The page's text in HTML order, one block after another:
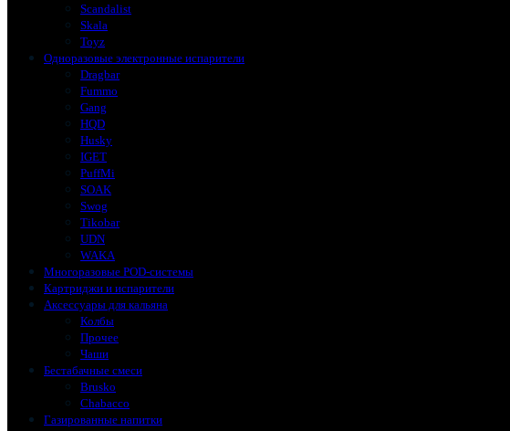
Scandalist
Skala
Toyz
Одноразовые электронные испарители
Dragbar
Fummo
Gang
HQD
Husky
IGET
PuffMi
SOAK
Swog
Tikobar
UDN
WAKA
Многоразовые POD-системы
Картриджи и испарители
Аксессуары для кальяна
Колбы
Прочее
Чаши
Бестабачные смеси
Brusko
Chabacco
Газированные напитки